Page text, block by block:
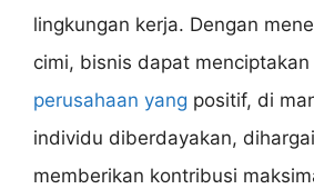
lingkungan kerja. Dengan
cimi, bisnis dapat
perusahaan yang positif, di
individu diberdayakan,
memberikan kontribusi